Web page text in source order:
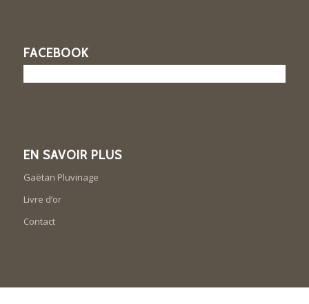
FACEBOOK
EN SAVOIR PLUS
Gaëtan Pluvinage
Livre d’or
Contact